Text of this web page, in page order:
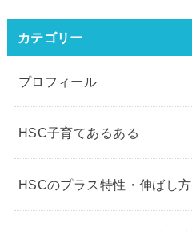
カテゴリー
プロフィール
HSC子育てあるある
HSCのプラス特性・伸ばし方